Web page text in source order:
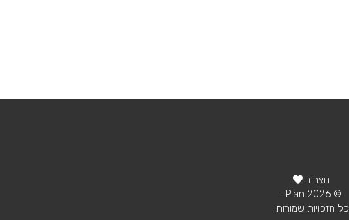
נוצר ב
© 2026 iPlan.
כל הזכויות שמורות.